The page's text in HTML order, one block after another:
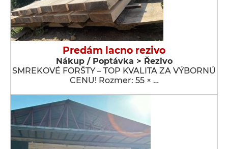
Predám lacno rezivo
Nákup / Poptávka > Řezivo
SMREKOVÉ FORŠTY – TOP KVALITA ZA VÝBORNÚ
CENU! Rozmer: 55 × …